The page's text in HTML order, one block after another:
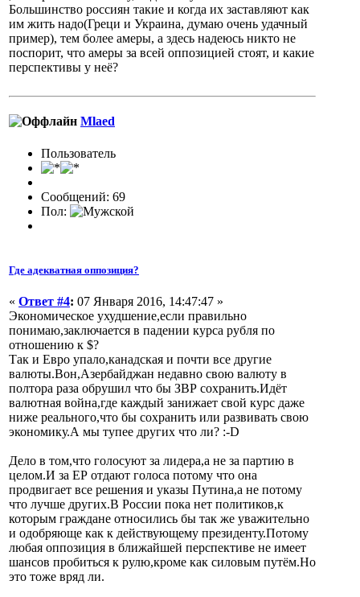
Большинство россиян такие и когда их заставляют как
им жить надо(Греци и Украина, думаю очень удачный
пример), тем более амеры, а здесь надеюсь никто не
поспорит, что амеры за всей оппозицией стоят, и какие
перспективы у неё?
Mlaed
Пользователь
Сообщений: 69
Пол:
Где адекватная оппозиция?
« Ответ #4: 07 Января 2016, 14:47:47 »
Экономическое ухудшение,если правильно
понимаю,заключается в падении курса рубля по
отношению к $?
Так и Евро упало,канадская и почти все другие
валюты.Вон,Азербайджан недавно свою валюту в
полтора раза обрушил что бы ЗВР сохранить.Идёт
валютная война,где каждый занижает свой курс даже
ниже реального,что бы сохранить или развивать свою
экономику.А мы тупее других что ли? :-D
Дело в том,что голосуют за лидера,а не за партию в
целом.И за ЕР отдают голоса потому что она
продвигает все решения и указы Путина,а не потому
что лучше других.В России пока нет политиков,к
которым граждане относились бы так же уважительно
и одобряюще как к действующему президенту.Потому
любая оппозиция в ближайшей перспективе не имеет
шансов пробиться к рулю,кроме как силовым путём.Но
это тоже вряд ли.